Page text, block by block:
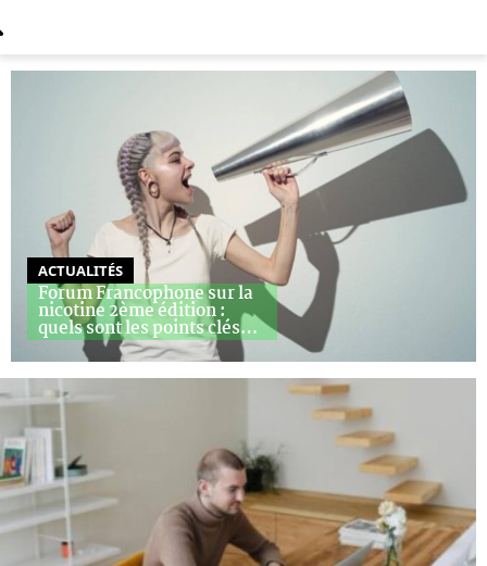
ACTUALITÉS
Forum Francophone sur la
nicotine 2ème édition :
quels sont les points clés…